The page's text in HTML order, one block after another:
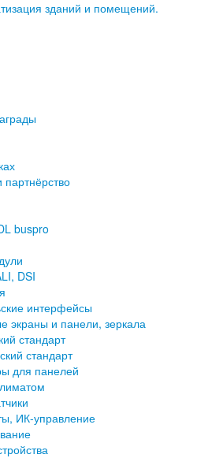
зданий и помещений.
партнёрство
buspro
DSI
интерфейсы
экраны и панели, зеркала
стандарт
стандарт
для панелей
ИК-управление